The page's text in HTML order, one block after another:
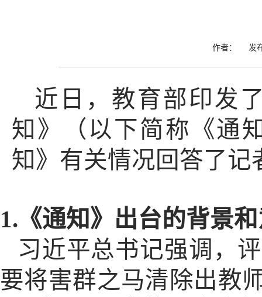
作者： 发
近日，教育部印发
知》（以下简称《通
知》有关情况回答了记
1.《通知》出台的背景
习近平总书记强调，
要将害群之马清除出教